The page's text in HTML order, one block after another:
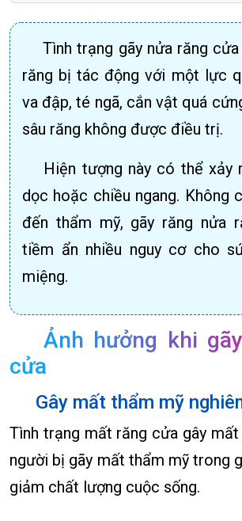
Tình trạng gãy nửa răng
răng bị tác động với một lực
va đập, té ngã, cắn vật quá
sâu răng không được điều trị.
Hiện tượng này có thể xảy
dọc hoặc chiều ngang. Không
đến thẩm mỹ, gãy răng nửa
tiềm ẩn nhiều nguy cơ cho
miệng.
Ảnh hưởng khi
cửa
Gây mất thẩm mỹ
Tình trạng mất răng cửa gây
người bị gãy mất thẩm mỹ trong
giảm chất lượng cuộc sống.